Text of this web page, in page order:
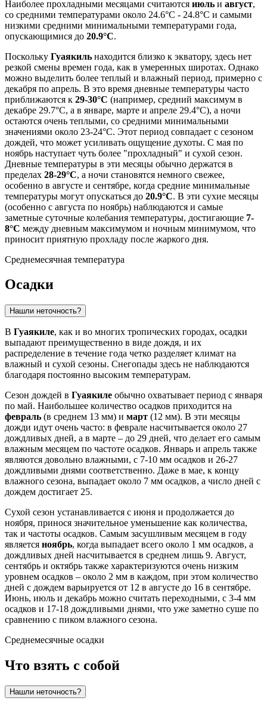
Наиболее прохладными месяцами считаются июль и август,
со средними температурами около 24.6°C - 24.8°C и самыми
низкими средними минимальными температурами года,
опускающимися до 20.9°C.
Поскольку Гуаякиль находится близко к экватору, здесь нет
резкой смены времен года, как в умеренных широтах. Однако
можно выделить более теплый и влажный период, примерно с
декабря по апрель. В это время дневные температуры часто
приближаются к 29-30°C (например, средний максимум в
декабре 29.7°C, а в январе, марте и апреле 29.4°C), а ночи
остаются очень теплыми, со средними минимальными
значениями около 23-24°C. Этот период совпадает с сезоном
дождей, что может усиливать ощущение духоты. С мая по
ноябрь наступает чуть более "прохладный" и сухой сезон.
Дневные температуры в эти месяцы обычно держатся в
пределах 28-29°C, а ночи становятся немного свежее,
особенно в августе и сентябре, когда средние минимальные
температуры могут опускаться до 20.9°C. В эти сухие месяцы
(особенно с августа по ноябрь) наблюдаются и самые
заметные суточные колебания температуры, достигающие 7-
8°C между дневным максимумом и ночным минимумом, что
приносит приятную прохладу после жаркого дня.
Среднемесячная температура
Осадки
Нашли неточность?
В Гуаякиле, как и во многих тропических городах, осадки
выпадают преимущественно в виде дождя, и их
распределение в течение года четко разделяет климат на
влажный и сухой сезоны. Снегопады здесь не наблюдаются
благодаря постоянно высоким температурам.
Сезон дождей в Гуаякиле обычно охватывает период с января
по май. Наибольшее количество осадков приходится на
февраль (в среднем 13 мм) и март (12 мм). В эти месяцы
дожди идут очень часто: в феврале насчитывается около 27
дождливых дней, а в марте – до 29 дней, что делает его самым
влажным месяцем по частоте осадков. Январь и апрель также
являются довольно влажными, с 7-10 мм осадков и 26-27
дождливыми днями соответственно. Даже в мае, к концу
влажного сезона, выпадает около 7 мм осадков, а число дней с
дождем достигает 25.
Сухой сезон устанавливается с июня и продолжается до
ноября, принося значительное уменьшение как количества,
так и частоты осадков. Самым засушливым месяцем в году
является ноябрь, когда выпадает всего около 1 мм осадков, а
дождливых дней насчитывается в среднем лишь 9. Август,
сентябрь и октябрь также характеризуются очень низким
уровнем осадков – около 2 мм в каждом, при этом количество
дней с дождем варьируется от 12 в августе до 16 в сентябре.
Июнь, июль и декабрь можно считать переходными, с 3-4 мм
осадков и 17-18 дождливыми днями, что уже заметно суше по
сравнению с пиком влажного сезона.
Среднемесячные осадки
Что взять с собой
Нашли неточность?